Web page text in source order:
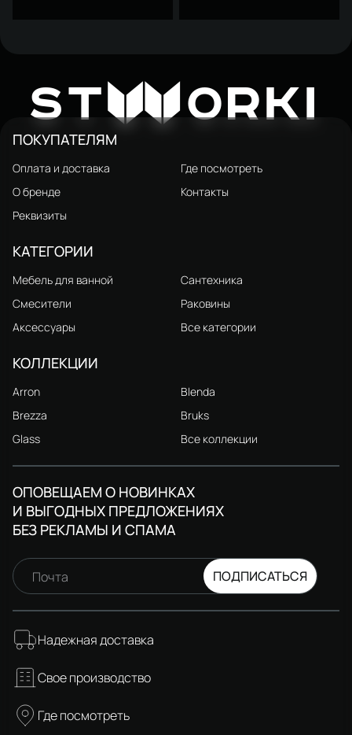
STWORKI Дублин S416260CR
60 см, решетка хром, с
сифоном, под плитку
2 556 ₽ 3 840 ₽
STWORKI Дублин S416280CR
80 см, решетка хром, с
сифоном, под плитку
2 936 ₽ 4 410 ₽
STW ORKI
ПОКУПАТЕЛЯМ
Оплата и доставка
Где посмотреть
О бренде
Контакты
Реквизиты
КАТЕГОРИИ
Мебель для ванной
Сантехника
Смесители
Раковины
Аксессуары
Все категории
КОЛЛЕКЦИИ
Arron
Blenda
Brezza
Bruks
Glass
Все коллекции
ОПОВЕЩАЕМ О НОВИНКАХ
И ВЫГОДНЫХ ПРЕДЛОЖЕНИЯХ
БЕЗ РЕКЛАМЫ И СПАМА
Почта ПОДПИСАТЬСЯ
Надежная доставка
Свое производство
Где посмотреть